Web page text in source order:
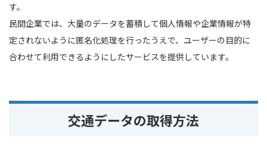
す。
民間企業では、大量のデータを蓄積して個人情報や企業情報が特
定されないように匿名化処理を行ったうえで、ユーザーの目的に
合わせて利用できるようにしたサービスを提供しています。
交通データの取得方法